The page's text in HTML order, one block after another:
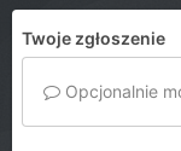
Twoje zgłoszenie
Opcjonalnie